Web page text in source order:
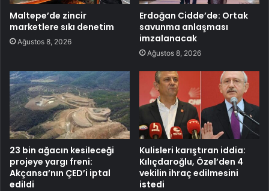
Maltepe’de zincir
marketlere sıkı denetim
Ağustos 8, 2026
Erdoğan Cidde’de: Ortak
savunma anlaşması
imzalanacak
Ağustos 8, 2026
23 bin ağacın kesileceği
projeye yargı freni:
Akçansa’nın ÇED’i iptal
edildi
Kulisleri karıştıran iddia:
Kılıçdaroğlu, Özel’den 4
vekilin ihraç edilmesini
istedi